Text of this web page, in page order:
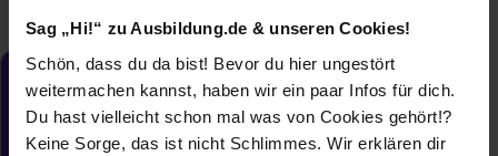
Sag „Hi!“ zu Ausbildung.de & unseren Cookies!
Schön, dass du da bist! Bevor du hier ungestört
weitermachen kannst, haben wir ein paar Infos für dich.
Du hast vielleicht schon mal was von Cookies gehört!?
Keine Sorge, das ist nicht Schlimmes. Wir erklären dir
Du möchtest neue Stellen automatisch
zugeschickt bekommen?
Jetzt aktivieren